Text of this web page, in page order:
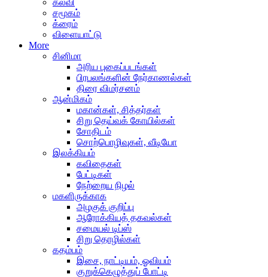
கல்வி
சமூகம்
க்ரைம்
விளையாட்டு
More
சினிமா
அரிய புகைப்படங்கள்
பிரபலங்களின் நேர்காணல்கள்
திரை விமர்சனம்
ஆன்மிகம்
மகான்கள், சித்தர்கள்
சிறு தெய்வக் கோயில்கள்
சோதிடம்
சொற்பொழிவுகள், வீடியோ
இலக்கியம்
கவிதைகள்
பேட்டிகள்
நேற்றைய நிழல்
மகளிருக்காக
அழகுக் குறிப்பு
ஆரோக்கியத் தகவல்கள்
சமையல் டிப்ஸ்
சிறு தொழில்கள்
கதம்பம்
இசை, நாட்டியம், ஓவியம்
குறுக்கெழுத்துப் போட்டி